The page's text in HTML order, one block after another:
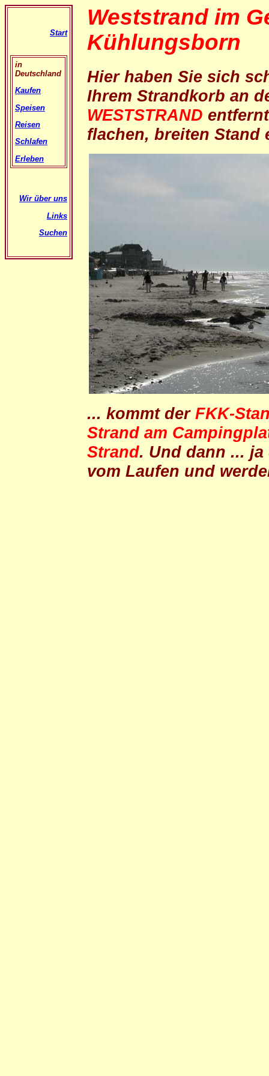
Start
in
Deutschland
Kaufen
Speisen
Reisen
Schlafen
Erleben
Wir über uns
Links
Suchen
Weststrand im
Kühlungsborn
Hier haben Sie sich
Ihrem Strandkorb an
WESTSTRAND
flachen, breiten
... kommt der FKK-
Strand am
Strand. Und dann ...
vom Laufen und